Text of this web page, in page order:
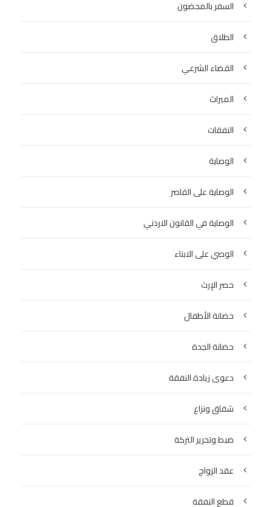
السفر بالمحضون
الطلاق
القضاء الشرعي
الميراث
النفقات
الوصاية
الوصاية على القاصر
الوصاية في القانون الاردني
الوصي على الابناء
حصر الإرث
حضانة الأطفال
حضانة الجدة
دعوى زيادة النفقة
شقاق ونزاع
ضبط وتحرير التركة
عقد الزواج
قطع النفقة